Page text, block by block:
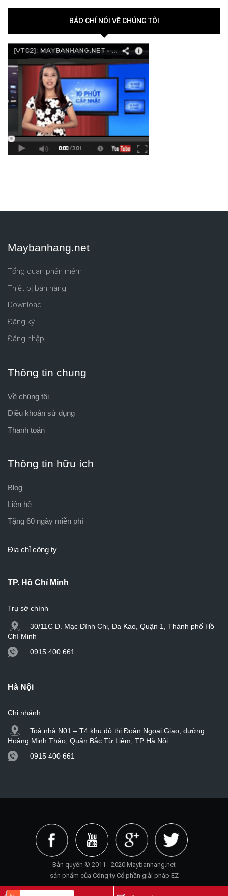
BÁO CHÍ NÓI VỀ CHÚNG TÔI
Maybanhang.net
Tổng quan phần mềm
Thiết bị bán hàng
Download
Đăng ký
Đăng nhập
Thông tin chung
Về chúng tôi
Điều khoản sử dụng
Thanh toán
Thông tin hữu ích
Blog
Liên hệ
Tặng 60 ngày miễn phí
Địa chỉ công ty
TP. Hồ Chí Minh
Trụ sở chính
30/11C Đ. Mạc Đĩnh Chi, Đa Kao, Quận 1, Thành phố Hồ
Chí Minh
0915 400 661
Hà Nội
Chi nhánh
Toà nhà N01 – T4 khu đô thị Đoàn Ngoại Giao, đường
Hoàng Minh Thảo, Quận Bắc Từ Liêm, TP Hà Nội
0915 400 661
Bản quyền © 2011 - 2020 Maybanhang.net
sản phẩm của Công ty Cổ phần giải pháp EZ